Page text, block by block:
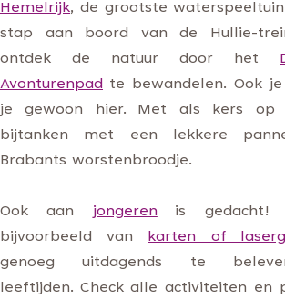
Hemelrijk, de grootste
stap aan boord van de Hullie-
ontdek de natuur door het
Avonturenpad
te bewandelen. Ook je
je gewoon hier. Met als kers op
bijtanken met een lekkere
Brabants worstenbroodje.
Ook aan jongerenis gedacht!
bijvoorbeeld van
karten of
genoeg uitdagends te
leeftijden. Check alle activiteiten en